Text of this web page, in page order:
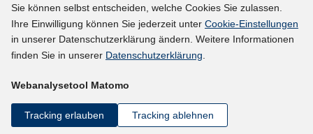
BlueSky
YouTube
LinkedIn
kununu
Netiquette
Sie können selbst entscheiden, welche Cookies Sie zulassen.
Ihre Einwilligung können Sie jederzeit unter Cookie-Einstellungen
in unserer Datenschutzerklärung ändern. Weitere Informationen
finden Sie in unserer Datenschutzerklärung.
Webanalysetool Matomo
Tracking erlauben Tracking ablehnen